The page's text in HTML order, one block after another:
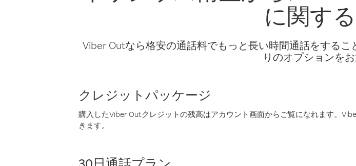
に関す
Viber Outなら格安の通話料でもっと長い時間通話をする
りのオプションを
クレジットパッケージ
購入したViber Outクレジットの残高はアカウント画面からご覧になれます。
きます。